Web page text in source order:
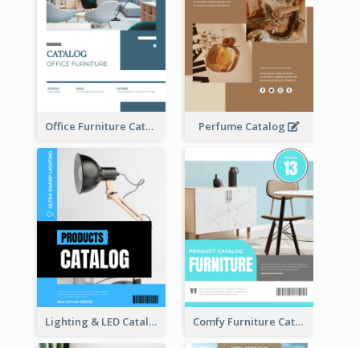
Office Furniture Catalog Perfume Catalog
Lighting & LED Catalog Comfy Furniture Cataog